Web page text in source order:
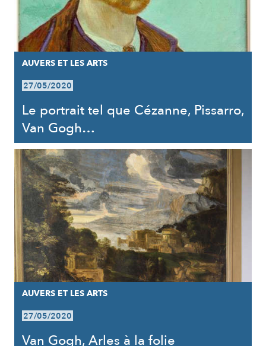
AUVERS ET LES ARTS
27/05/2020
Le portrait tel que Cézanne, Pissarro,
Van Gogh…
AUVERS ET LES ARTS
27/05/2020
Van Gogh, Arles à la folie